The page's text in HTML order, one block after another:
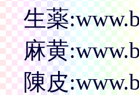
生薬
麻黄
陳皮